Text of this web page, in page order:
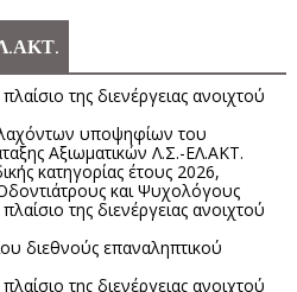
της διενέργειας ανοιχτού
υποψηφίων του
Αξιωματικών Λ.Σ.-ΕΛ.ΑΚΤ.
κατηγορίας έτους 2026,
και Ψυχολόγους
της διενέργειας ανοιχτού
διεθνούς επαναληπτικού
της διενέργειας ανοιχτού